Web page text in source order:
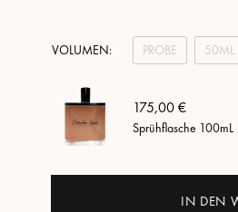
VOLUMEN: PROBE 50ML
175,00 €
Sprühflasche 100mL
IN DEN